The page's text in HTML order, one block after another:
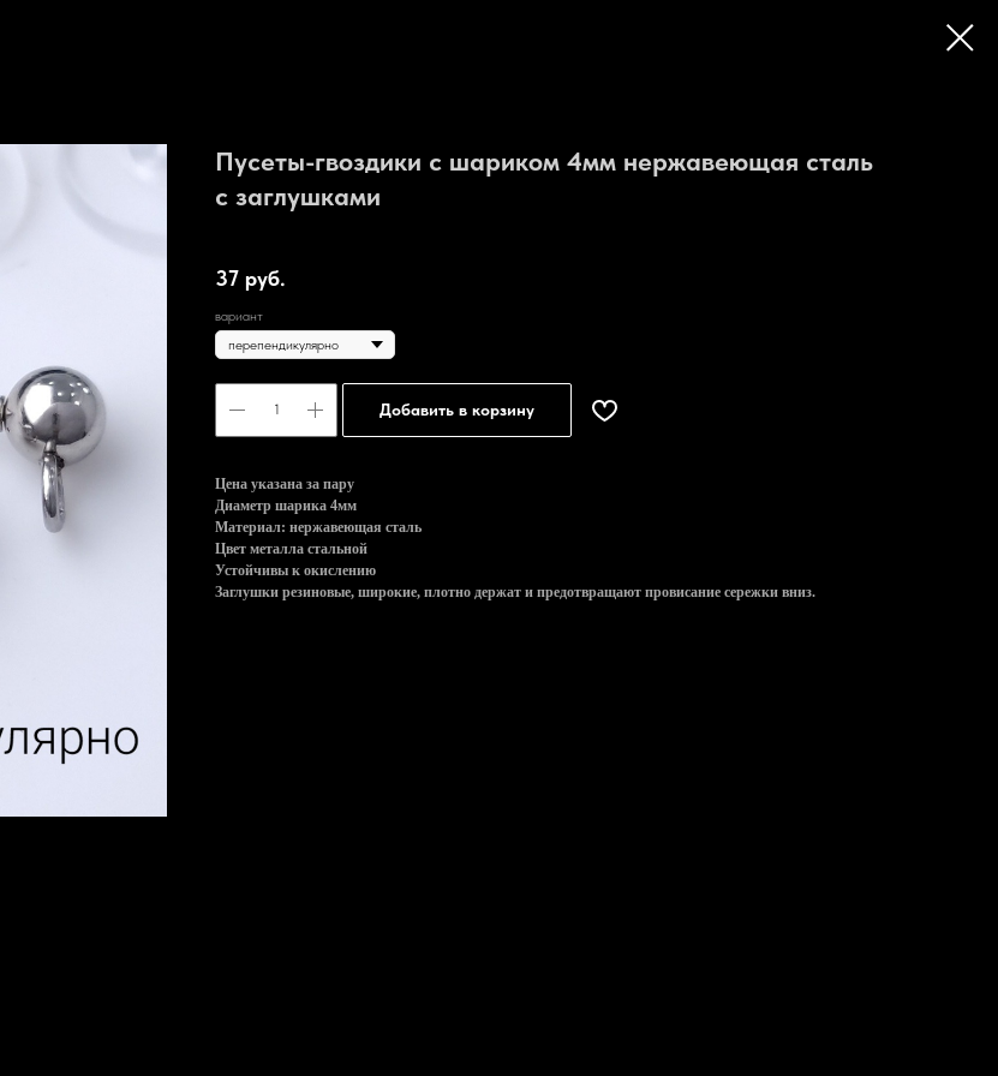
Пусеты-гвоздики с шариком 4мм нержавеющая сталь
с заглушками
37 руб.
вариант
Добавить в корзину
Цена указана за пару
Диаметр шарика 4мм
Материал: нержавеющая сталь
Цвет металла стальной
Устойчивы к окислению
Заглушки резиновые, широкие, плотно держат и предотвращают провисание сережки вниз.